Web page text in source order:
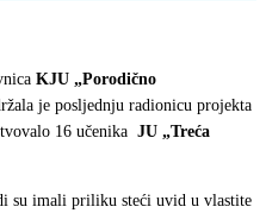
KJU „Porodično
je posljednju radionicu projekta
16 učenika JU „Treća
su imali priliku steći uvid u vlastite